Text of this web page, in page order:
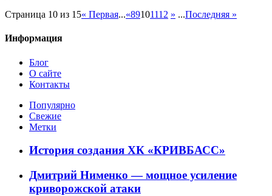
Страница 10 из 15« Первая...«89101112 » ...Последняя »
Информация
Блог
О сайте
Контакты
Популярно
Свежие
Метки
История создания ХК «КРИВБАСС»
Дмитрий Нименко — мощное усиление
криворожской атаки